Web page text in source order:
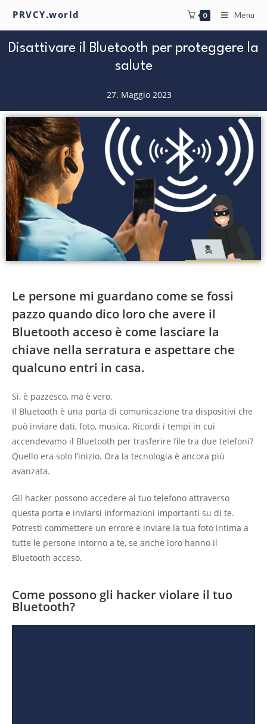
PRVCY.world 0 Menu
Disattivare il Bluetooth per proteggere la
salute
27. Maggio 2023
Le persone mi guardano come se fossi
pazzo quando dico loro che avere il
Bluetooth acceso è come lasciare la
chiave nella serratura e aspettare che
qualcuno entri in casa.
Sì, è pazzesco, ma è vero.
Il Bluetooth è una porta di comunicazione tra dispositivi che
può inviare dati, foto, musica. Ricordi i tempi in cui
accendevamo il Bluetooth per trasferire file tra due telefoni?
Quello era solo l’inizio. Ora la tecnologia è ancora più
avanzata.
Gli hacker possono accedere al tuo telefono attraverso
questa porta e inviarsi informazioni importanti su di te.
Potresti commettere un errore e inviare la tua foto intima a
tutte le persone intorno a te, se anche loro hanno il
Bluetooth acceso.
Come possono gli hacker violare il tuo
Bluetooth?